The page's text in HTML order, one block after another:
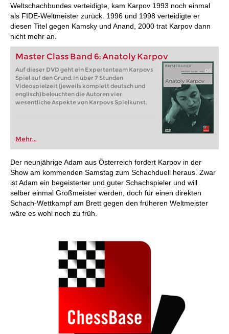
Weltschachbundes verteidigte, kam Karpov 1993 noch einmal
als FIDE-Weltmeister zurück. 1996 und 1998 verteidigte er
diesen Titel gegen Kamsky und Anand, 2000 trat Karpov dann
nicht mehr an.
Master Class Band 6: Anatoly Karpov
Auf dieser DVD geht ein Expertenteam Karpovs
Spiel auf den Grund. In über 7 Stunden
Videospielzeit (jeweils komplett deutsch und
englisch) beleuchten die Autoren vier
wesentliche Aspekte von Karpovs Spielkunst.
Mehr...
Der neunjährige Adam aus Österreich fordert Karpov in der
Show am kommenden Samstag zum Schachduell heraus. Zwar
ist Adam ein begeisterter und guter Schachspieler und will
selber einmal Großmeister werden, doch für einen direkten
Schach-Wettkampf am Brett gegen den früheren Weltmeister
wäre es wohl noch zu früh.